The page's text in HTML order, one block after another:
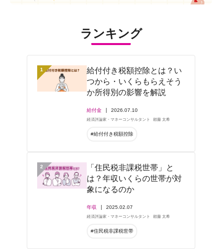
ランキング
1
給付付き税額控除とは？い
つから・いくらもらえそう
か所得別の影響を解説
給付金 2026.07.10
経済評論家・マネーコンサルタント 頼藤 太希
#給付付き税額控除
2
「住民税非課税世帯」と
は？年収いくらの世帯が対
象になるのか
年収 2025.02.07
経済評論家・マネーコンサルタント 頼藤 太希
#住民税非課税世帯